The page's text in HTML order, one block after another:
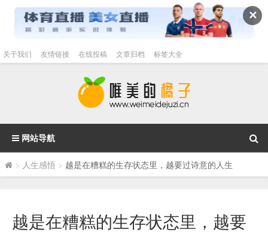
✕
关于我们 友情链接 在线投稿 文章归档 标签大全
网站导航
> 人生感悟 > 越是在糟糕的生存状态里，越要过诗意的人生
越是在糟糕的生存状态里，越要